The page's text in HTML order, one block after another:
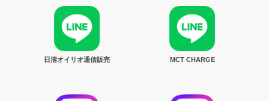
日清オイリオ通信販売 MCT CHARGE